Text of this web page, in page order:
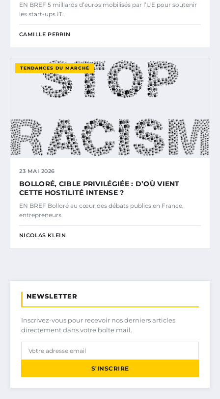
EN BREF 5 milliards d’euros mobilisés par l’UE pour soutenir
les start-ups IT.
CAMILLE PERRIN
TENDANCES DU MARCHÉ
23 MAI 2026
BOLLORÉ, CIBLE PRIVILÉGIÉE : D’OÙ VIENT
CETTE HOSTILITÉ INTENSE ?
EN BREF Bolloré au cœur des débats publics en France.
entrepreneurs.
NICOLAS KLEIN
NEWSLETTER
Inscrivez-vous pour recevoir nos derniers articles
directement dans votre boîte mail.
S'INSCRIRE